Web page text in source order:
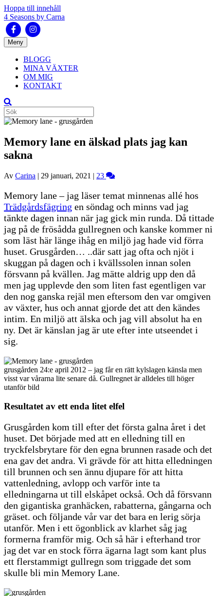
Hoppa till innehåll
4 Seasons by Carna
FacebookInstagram
Meny
BLOGG
MINA VÄXTER
OM MIG
KONTAKT
Memory lane en älskad plats jag kan
sakna
Av Carina | 29 januari, 2021 | 23
Memory lane – jag läser temat minnenas allé hos
Trädgårdsfägring en söndag och minns vad jag
tänkte dagen innan när jag gick min runda. Då tittade
jag på de frösådda gullregnen och kanske kommer ni
som läst här länge ihåg en miljö jag hade vid förra
huset. Grusgården… ..där satt jag ofta och njöt i
skuggan på dagen och i kvällssolen innan solen
försvann på kvällen. Jag mätte aldrig upp den då
men jag upplevde den som liten fast egentligen var
den nog ganska rejäl men eftersom den var omgiven
av växter, hus och annat gjorde det att den kändes
intim. En miljö att älska och jag vill absolut ha en
ny. Det är känslan jag är ute efter inte utseendet i
sig.
grusgården 24:e april 2012 – jag får en rätt kylslagen känsla men
visst var vårarna lite senare då. Gullregnet är alldeles till höger
utanför bild
Resultatet av ett enda litet elfel
Grusgården kom till efter det första galna året i det
huset. Det började med att en elledning till en
tryckfelsbrytare för den egna brunnen rasade och det
ena gav det andra. Vi grävde för att hitta elledningen
till brunnen och sen ännu djupare för att hitta
vattenledning, avlopp och varför inte ta
elledningarna ut till elskåpet också. Och då försvann
den gigantiska granhäcken, rabatterna, gångarna och
gräset. och följande vår var det bara en lerig sörja
utanför. Men i ett ögonblick av klarhet såg jag
formerna framför mig. Och så här i efterhand tror
jag det var en stock förra ägarna lagt som kant plus
ett flerstammigt gullregn som triggade det som
skulle bli min Memory Lane.